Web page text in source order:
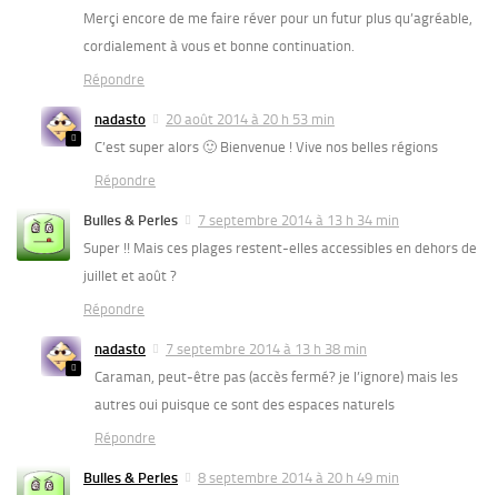
Merçi encore de me faire réver pour un futur plus qu’agréable,
cordialement à vous et bonne continuation.
Répondre
nadasto
20 août 2014 à 20 h 53 min
C’est super alors 🙂 Bienvenue ! Vive nos belles régions
Répondre
Bulles & Perles
7 septembre 2014 à 13 h 34 min
Super !! Mais ces plages restent-elles accessibles en dehors de
juillet et août ?
Répondre
nadasto
7 septembre 2014 à 13 h 38 min
Caraman, peut-être pas (accès fermé? je l’ignore) mais les
autres oui puisque ce sont des espaces naturels
Répondre
Bulles & Perles 8 septembre 2014 à 20 h 49 min